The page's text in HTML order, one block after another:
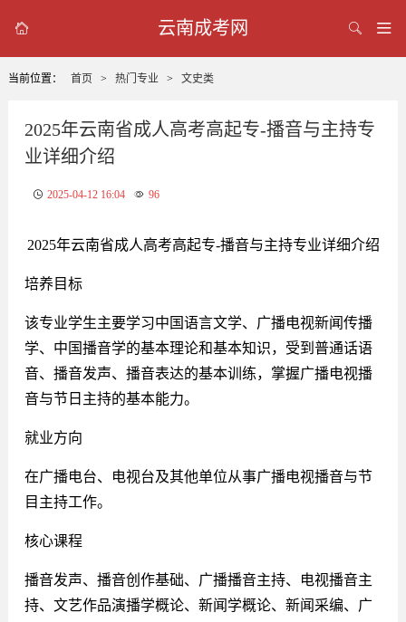
 云南成考网  
当前位置： 首页 > 热门专业 > 文史类
2025年云南省成人高考高起专-播音与主持专
业详细介绍
2025-04-12 16:04 96
2025年云南省成人高考高起专-播音与主持专业详细介绍
培养目标
该专业学生主要学习中国语言文学、广播电视新闻传播
学、中国播音学的基本理论和基本知识，受到普通话语
音、播音发声、播音表达的基本训练，掌握广播电视播
音与节日主持的基本能力。
就业方向
在广播电台、电视台及其他单位从事广播电视播音与节
目主持工作。
核心课程
播音发声、播音创作基础、广播播音主持、电视播音主
持、文艺作品演播学概论、新闻学概论、新闻采编、广